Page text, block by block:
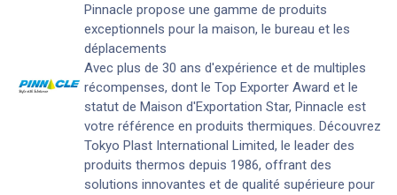
Pinnacle propose une gamme de produits
exceptionnels pour la maison, le bureau et les
déplacements
Avec plus de 30 ans d'expérience et de multiples
récompenses, dont le Top Exporter Award et le
statut de Maison d'Exportation Star, Pinnacle est
votre référence en produits thermiques. Découvrez
Tokyo Plast International Limited, le leader des
produits thermos depuis 1986, offrant des
solutions innovantes et de qualité supérieure pour